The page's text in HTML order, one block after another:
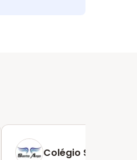
Colégio Santo Anjo